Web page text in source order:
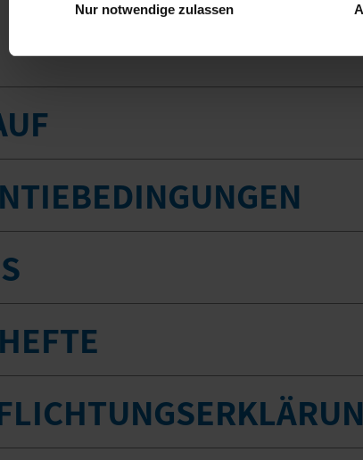
Nur notwendige zulassen